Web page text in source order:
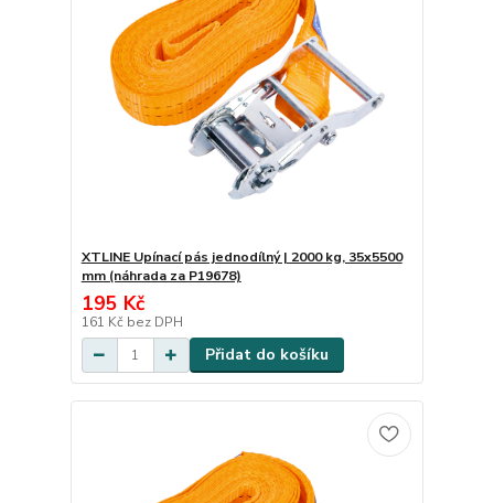
XTLINE Upínací pás jednodílný | 2000 kg, 35x5500
mm (náhrada za P19678)
195 Kč
161 Kč bez DPH
Přidat do košíku